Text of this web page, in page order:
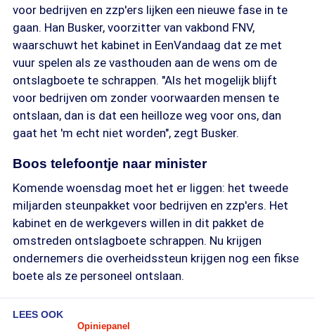
voor bedrijven en zzp'ers lijken een nieuwe fase in te
gaan. Han Busker, voorzitter van vakbond FNV,
waarschuwt het kabinet in EenVandaag dat ze met
vuur spelen als ze vasthouden aan de wens om de
ontslagboete te schrappen. "Als het mogelijk blijft
voor bedrijven om zonder voorwaarden mensen te
ontslaan, dan is dat een heilloze weg voor ons, dan
gaat het 'm echt niet worden", zegt Busker.
Boos telefoontje naar minister
Komende woensdag moet het er liggen: het tweede
miljarden steunpakket voor bedrijven en zzp'ers. Het
kabinet en de werkgevers willen in dit pakket de
omstreden ontslagboete schrappen. Nu krijgen
ondernemers die overheidssteun krijgen nog een fikse
boete als ze personeel ontslaan.
LEES OOK
Opiniepanel